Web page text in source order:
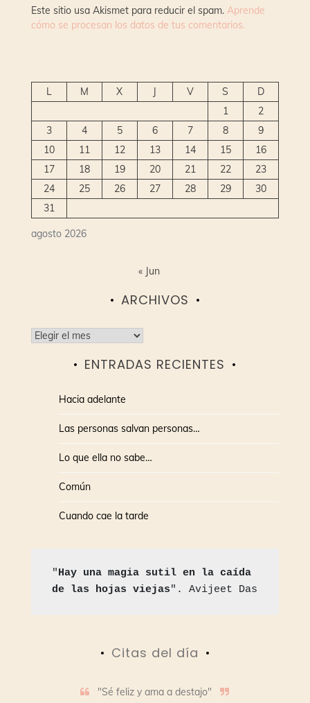
Este sitio usa Akismet para reducir el spam. Aprende
cómo se procesan los datos de tus comentarios.
agosto 2026
L M X J V S
D
1
2
3
4 5 6 7 8
9
10
11 12 13 14 15
16
17
18 19 20 21 22
23
24
25 26 27 28 29
30
31
« Jun
ARCHIVOS
Archivos
ENTRADAS RECIENTES
Hacia adelante
Las personas salvan personas…
Lo que ella no sabe…
Común
Cuando cae la tarde
"Hay una magia sutil en la caída
de las hojas viejas". Avijeet Das
Citas del día
"Sé feliz y ama a destajo"